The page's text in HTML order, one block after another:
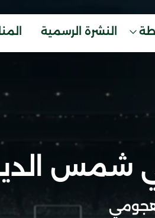
النشرة الرسمية
شمس